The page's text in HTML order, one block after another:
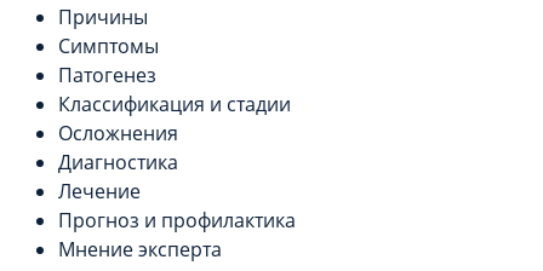
Причины
Симптомы
Патогенез
Классификация и стадии
Осложнения
Диагностика
Лечение
Прогноз и профилактика
Мнение эксперта